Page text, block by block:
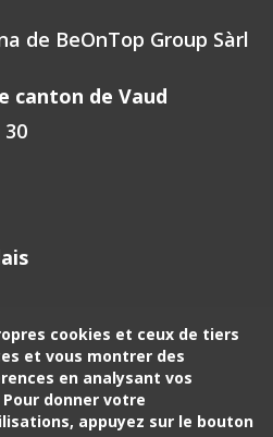
cookies et ceux de tiers
et vous montrer des
en analysant vos
donner votre
appuyez sur le bouton
de BeOnTop Group Sàrl
canton de Vaud
Neuchâtel